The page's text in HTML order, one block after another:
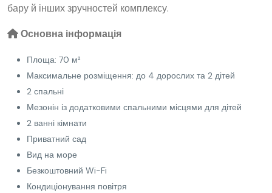
бару й інших зручностей комплексу.
Основна інформація
Площа: 70 м²
Максимальне розміщення: до 4 дорослих та 2 дітей
2 спальні
Мезонін із додатковими спальними місцями для дітей
2 ванні кімнати
Приватний сад
Вид на море
Безкоштовний Wi-Fi
Кондиціонування повітря